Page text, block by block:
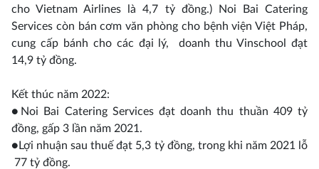
cho Vietnam Airlines là 4,7 tỷ đồng.) Noi Bai Catering
Services còn bán cơm văn phòng cho bệnh viện Việt Pháp,
cung cấp bánh cho các đại lý, doanh thu Vinschool đạt
14,9 tỷ đồng.
Kết thúc năm 2022:
●Noi Bai Catering Services đạt doanh thu thuần 409 tỷ
đồng, gấp 3 lần năm 2021.
●Lợi nhuận sau thuế đạt 5,3 tỷ đồng, trong khi năm 2021 lỗ
77 tỷ đồng.